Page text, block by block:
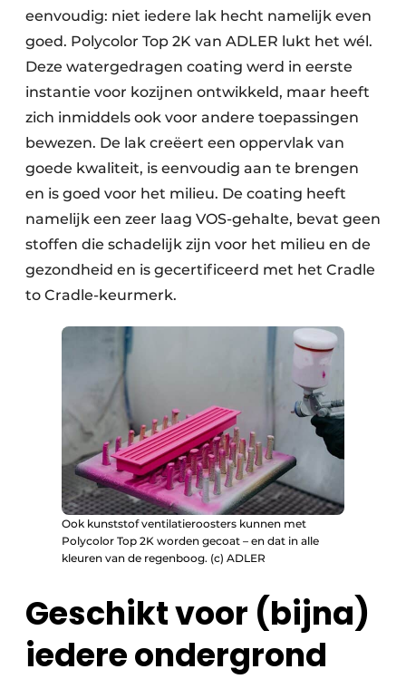
eenvoudig: niet iedere lak hecht namelijk even
goed. Polycolor Top 2K van ADLER lukt het wél.
Deze watergedragen coating werd in eerste
instantie voor kozijnen ontwikkeld, maar heeft
zich inmiddels ook voor andere toepassingen
bewezen. De lak creëert een oppervlak van
goede kwaliteit, is eenvoudig aan te brengen
en is goed voor het milieu. De coating heeft
namelijk een zeer laag VOS-gehalte, bevat geen
stoffen die schadelijk zijn voor het milieu en de
gezondheid en is gecertificeerd met het Cradle
to Cradle-keurmerk.
Ook kunststof ventilatieroosters kunnen met
Polycolor Top 2K worden gecoat – en dat in alle
kleuren van de regenboog. (c) ADLER
Geschikt voor (bijna)
iedere ondergrond